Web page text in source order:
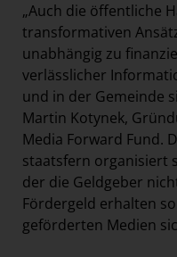
„Auch die öffentliche
transformativen
unabhängig zu
verlässlicher
und in der Gemeinde
Martin Kotynek,
Media Forward Fund.
staatsfern organisiert
der die Geldgeber
Fördergeld erhalten
geförderten Medien